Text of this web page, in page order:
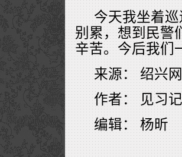
今天我坐着
别累，想到民警
辛苦。今后我们
来源： 绍
作者： 见习
编辑： 杨昕